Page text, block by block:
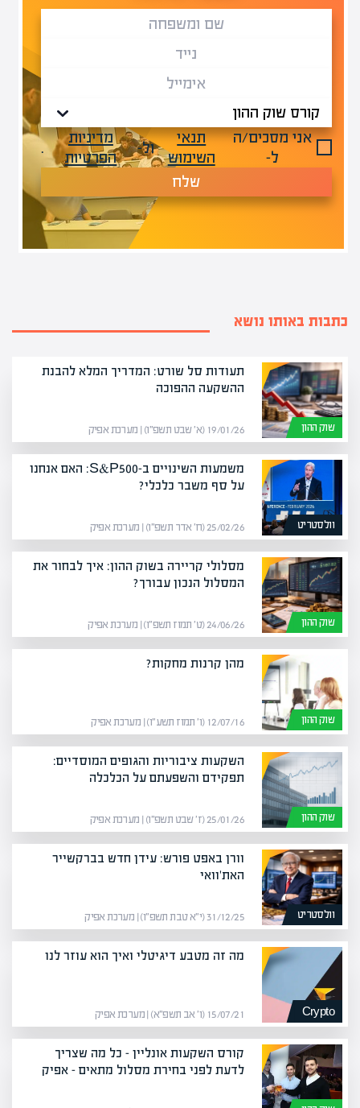
אני מסכים/ה
ל-
תנאי
השימוש
ול-
מדיניות
הפרטיות
.
שלח
כתבות באותו נושא
שוק ההון
תעודות סל שורט: המדריך המלא להבנת
ההשקעה ההפוכה
19/01/26 (א׳ שבט תשפ״ו) | מערכת אפיק
וולסטריט
משמעות השינויים ב-S&P500: האם אנחנו
על סף משבר כלכלי?
25/02/26 (ח׳ אדר תשפ״ו) | מערכת אפיק
שוק ההון
מסלולי קריירה בשוק ההון: איך לבחור את
המסלול הנכון עבורך?
24/06/26 (ט׳ תמוז תשפ״ו) | מערכת אפיק
שוק ההון
מהן קרנות מחקות?
12/07/16 (ו׳ תמוז תשע״ו) | מערכת אפיק
שוק ההון
השקעות ציבוריות והגופים המוסדיים:
תפקידם והשפעתם על הכלכלה
25/01/26 (ז׳ שבט תשפ״ו) | מערכת אפיק
וולסטריט
וורן באפט פורש: עידן חדש בברקשייר
האת'וואי
31/12/25 (י״א טבת תשפ״ו) | מערכת אפיק
Crypto
מה זה מטבע דיגיטלי ואיך הוא עוזר לנו
15/07/21 (ו׳ אב תשפ״א) | מערכת אפיק
קורס השקעות אונליין – כל מה שצריך
לדעת לפני בחירת מסלול מתאים – אפיק